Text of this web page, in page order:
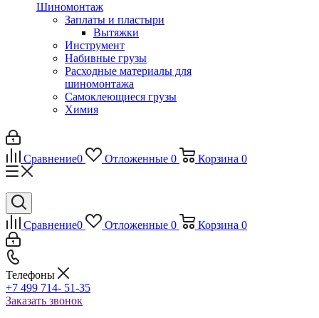
Шиномонтаж
Заплаты и пластыри
Вытяжки
Инструмент
Набивные грузы
Расходные материалы для
шиномонтажа
Самоклеющиеся грузы
Химия
Сравнение0 Отложенные 0 Корзина 0
Сравнение0 Отложенные 0 Корзина 0
Телефоны
+7 499 714- 51-35
Заказать звонок